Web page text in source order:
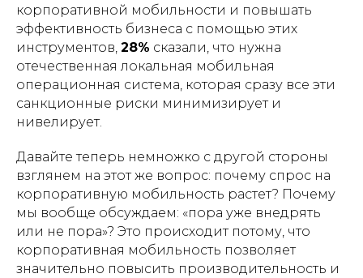
корпоративной мобильности и повышать
эффективность бизнеса с помощью этих
инструментов, 28% сказали, что нужна
отечественная локальная мобильная
операционная система, которая сразу все эти
санкционные риски минимизирует и
нивелирует.
Давайте теперь немножко с другой стороны
взглянем на этот же вопрос: почему спрос на
корпоративную мобильность растет? Почему
мы вообще обсуждаем: «пора уже внедрять
или не пора»? Это происходит потому, что
корпоративная мобильность позволяет
значительно повысить производительность и